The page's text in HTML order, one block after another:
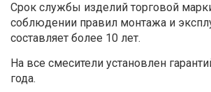
Срок службы изделий торговой
соблюдении правил монтажа и
составляет более 10 лет.
На все смесители установлен
года.